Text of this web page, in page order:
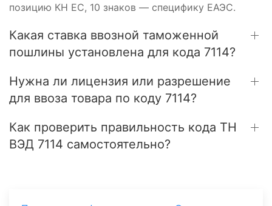
позицию КН ЕС, 10 знаков — специфику ЕАЭС.
Какая ставка ввозной таможенной
пошлины установлена для кода 7114?
Нужна ли лицензия или разрешение
для ввоза товара по коду 7114?
Как проверить правильность кода ТН
ВЭД 7114 самостоятельно?